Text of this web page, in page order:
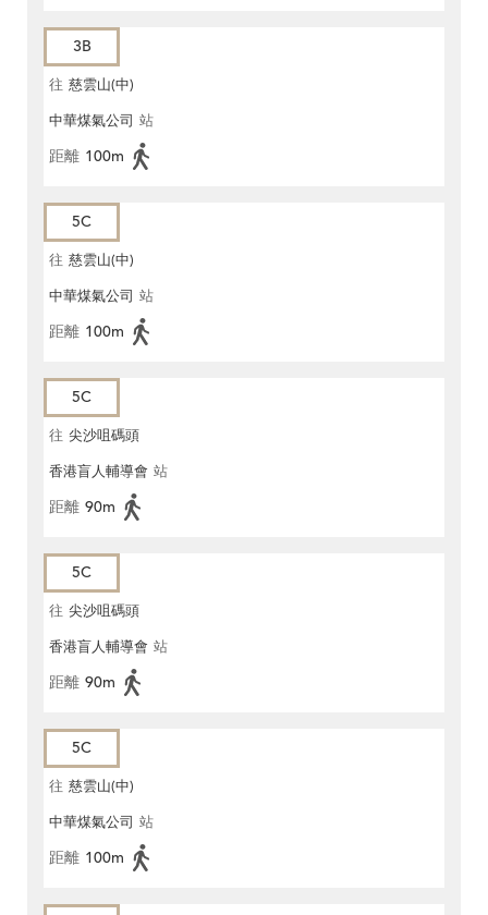
3B
往 慈雲山(中)
中華煤氣公司 站
距離 100m
5C
往 慈雲山(中)
中華煤氣公司 站
距離 100m
5C
往 尖沙咀碼頭
香港盲人輔導會 站
距離 90m
5C
往 尖沙咀碼頭
香港盲人輔導會 站
距離 90m
5C
往 慈雲山(中)
中華煤氣公司 站
距離 100m